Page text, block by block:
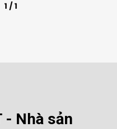
1 /1
- Nhà sản